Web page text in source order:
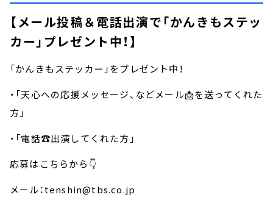
【メール投稿＆電話出演で「かんきもステッ
カー」プレゼント中！】
「かんきもステッカー」をプレゼント中！
・「天心への応援メッセージ、などメール📩を送ってくれた
方」
・「電話☎️出演してくれた方」
応募はこちらから👇
メール：tenshin@tbs.co.jp